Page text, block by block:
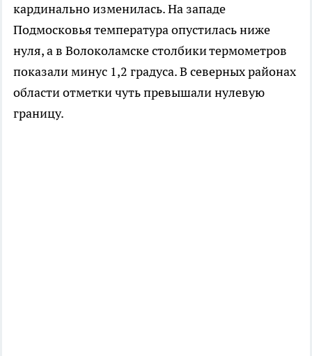
кардинально изменилась. На западе
Подмосковья температура опустилась ниже
нуля, а в Волоколамске столбики термометров
показали минус 1,2 градуса. В северных районах
области отметки чуть превышали нулевую
границу.